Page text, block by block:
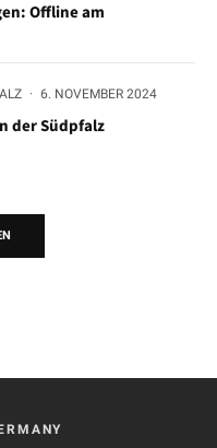
Offline am
· 6. NOVEMBER 2024
der Südpfalz